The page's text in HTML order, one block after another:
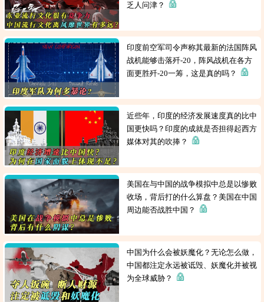
乏人问津？
印度前空军司令声称其最新的法国阵风
战机能够击落歼-20，阵风战机在各方
面更胜歼-20一筹，这是真的吗？
近些年，印度的经济发展速度真的比中
国更快吗？印度的成就是否担得起西方
媒体对其的吹捧？
美国在与中国的战争模拟中总是以惨败
收场，背后打的什么算盘？美国在中国
周边能否战胜中国？
中国为什么会被妖魔化？无论怎么做，
中国都注定永远被诋毁、妖魔化并被视
为全球威胁？